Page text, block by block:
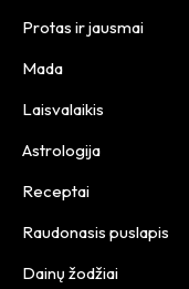
Protas ir jausmai
Mada
Laisvalaikis
Astrologija
Receptai
Raudonasis puslapis
Dainų žodžiai